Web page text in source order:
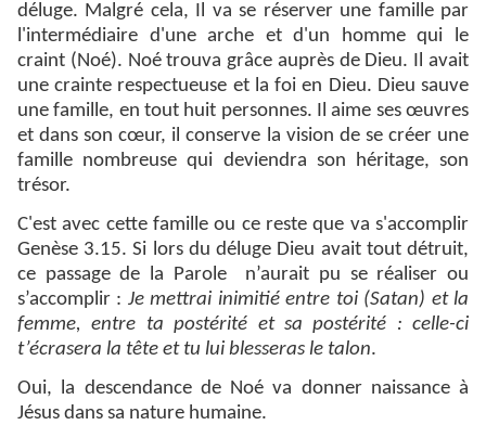
déluge. Malgré cela, Il va se réserver une famille par
l'intermédiaire d'une arche et d'un homme qui le
craint (Noé). Noé trouva grâce auprès de Dieu. Il avait
une crainte respectueuse et la foi en Dieu. Dieu sauve
une famille, en tout huit personnes. Il aime ses œuvres
et dans son cœur, il conserve la vision de se créer une
famille nombreuse qui deviendra son héritage, son
trésor.
C'est avec cette famille ou ce reste que va s'accomplir
Genèse 3.15. Si lors du déluge Dieu avait tout détruit,
ce passage de la Parole n’aurait pu se réaliser ou
s’accomplir : Je mettrai inimitié entre toi (Satan) et la
femme, entre ta postérité et sa postérité : celle-ci
t’écrasera la tête et tu lui blesseras le talon.
Oui, la descendance de Noé va donner naissance à
Jésus dans sa nature humaine.